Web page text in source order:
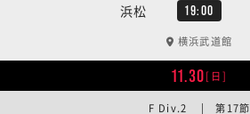
浜松 19:00
横浜武道館
11.30[日]
F Div.2 | 第17節